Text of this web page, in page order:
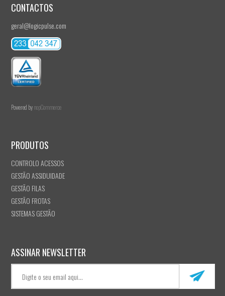
CONTACTOS
geral@logicpulse.com
Powered bynopCommerce
PRODUTOS
CONTROLO ACESSOS
GESTÃO ASSIDUIDADE
GESTÃO FILAS
GESTÃO FROTAS
SISTEMAS GESTÃO
ASSINAR NEWSLETTER